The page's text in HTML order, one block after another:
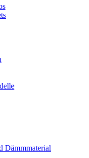
Dämmmaterial